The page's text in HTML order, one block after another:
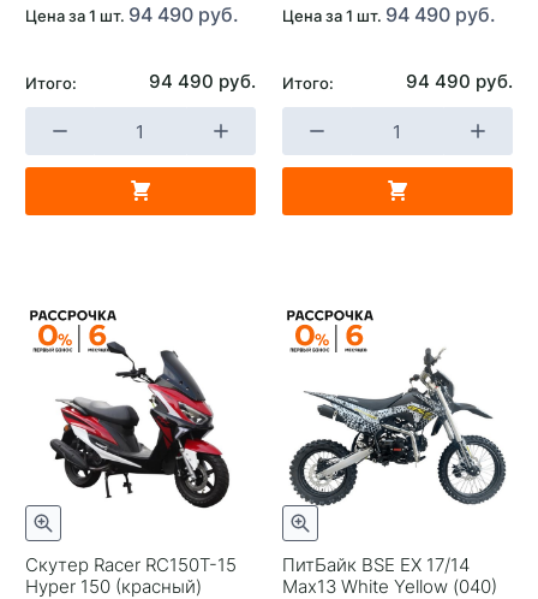
Цена за 1 шт. 94 490 руб.
Итого: 94 490 руб.
Цена за 1 шт. 94 490 руб.
Итого: 94 490 руб.
Скутер Racer RC150T-15
Hyper 150 (красный)
ПитБайк BSE EX 17/14
Max13 White Yellow (040)